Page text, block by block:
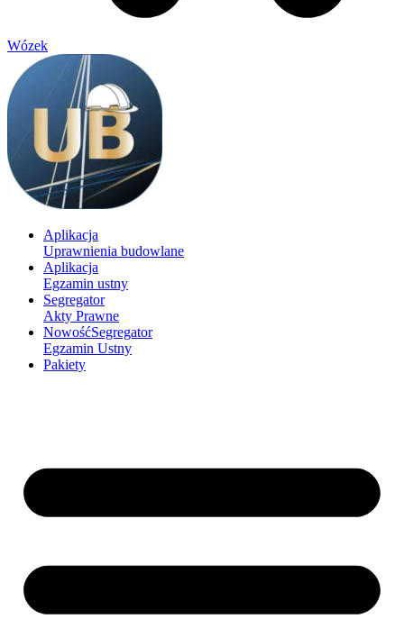
Wózek
Aplikacja
Uprawnienia budowlane
Aplikacja
Egzamin ustny
Segregator
Akty Prawne
NowośćSegregator
Egzamin Ustny
Pakiety